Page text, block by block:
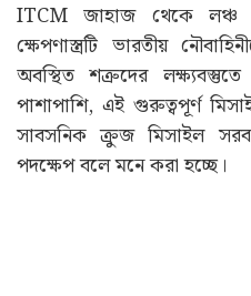
ITCM জাহাজ থেকে লঞ্চ
ক্ষেপণাস্ত্রটি ভারতীয়
অবস্থিত শত্রুদের
পাশাপাশি, এই গুরুত্বপূর্ণ
সাবসনিক ক্রুজ মিসাইল
পদক্ষেপ বলে মনে করা হচ্ছে।